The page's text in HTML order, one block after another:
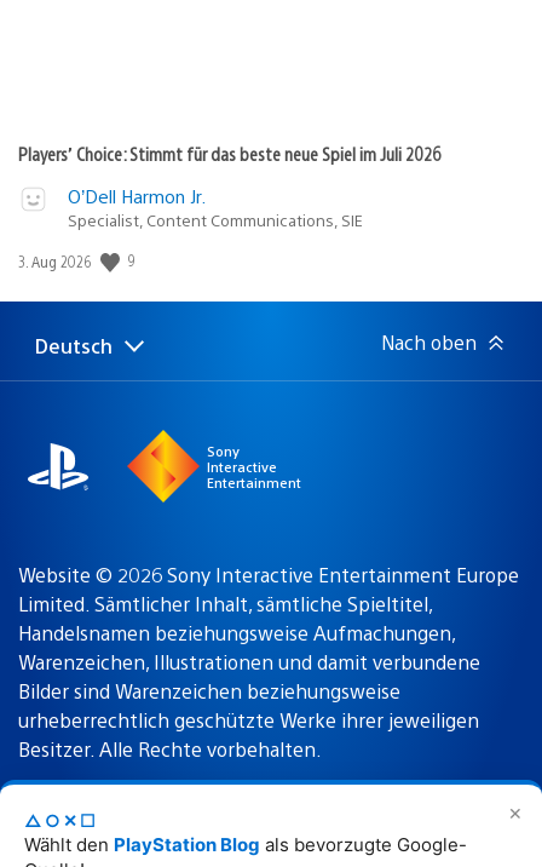
✕
△○✕☐
Wählt den PlayStation Blog als bevorzugte Google-
Players’ Choice: Stimmt für das beste neue Spiel im Juli 2026
O’Dell Harmon Jr.
Specialist, Content Communications, SIE
Veröffentlichungsdatum:
3. Aug 2026 9
Select
a
Aktuelle
Region:
Deutsch Nach oben
Sony
Interactive
Entertainment
Website © 2026 Sony Interactive Entertainment Europe
Limited. Sämtlicher Inhalt, sämtliche Spieltitel,
Handelsnamen beziehungsweise Aufmachungen,
Warenzeichen, Illustrationen und damit verbundene
Bilder sind Warenzeichen beziehungsweise
urheberrechtlich geschützte Werke ihrer jeweiligen
Besitzer. Alle Rechte vorbehalten.
Nutzungsbedingungen Datenschutzrichtlinie